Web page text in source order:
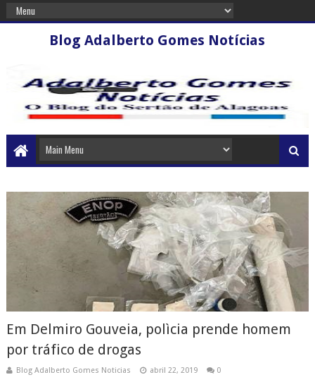
Blog Adalberto Gomes Notícias
Em Delmiro Gouveia, polìcia prende homem
por tráfico de drogas
Blog Adalberto Gomes Noticias abril 22, 2019 0